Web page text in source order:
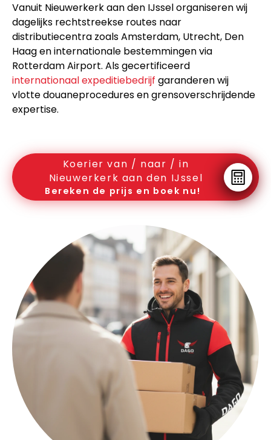
Vanuit Nieuwerkerk aan den IJssel organiseren wij
dagelijks rechtstreekse routes naar
distributiecentra zoals Amsterdam, Utrecht, Den
Haag en internationale bestemmingen via
Rotterdam Airport. Als gecertificeerd
internationaal expeditiebedrijf garanderen wij
vlotte douaneprocedures en grensoverschrijdende
expertise.
Koerier van / naar / in
Nieuwerkerk aan den IJssel
Bereken de prijs en boek nu!